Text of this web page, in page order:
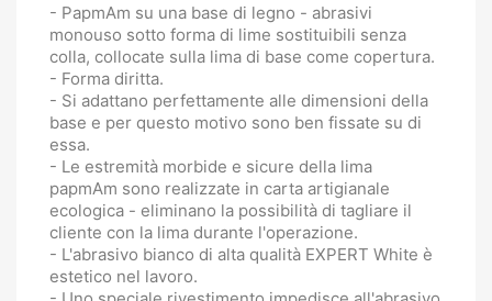
- PapmAm su una base di legno - abrasivi
monouso sotto forma di lime sostituibili senza
colla, collocate sulla lima di base come copertura.
- Forma diritta.
- Si adattano perfettamente alle dimensioni della
base e per questo motivo sono ben fissate su di
essa.
- Le estremità morbide e sicure della lima
papmAm sono realizzate in carta artigianale
ecologica - eliminano la possibilità di tagliare il
cliente con la lima durante l'operazione.
- L'abrasivo bianco di alta qualità EXPERT White è
estetico nel lavoro.